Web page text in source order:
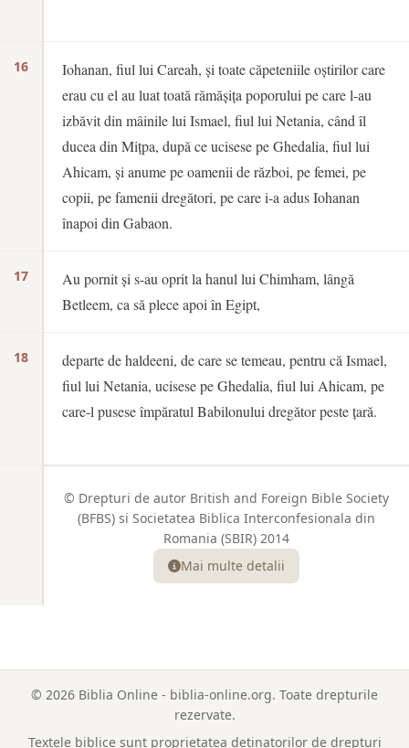
16
17
18
Iohanan, fiul lui Careah, și toate căpeteniile oștirilor care
erau cu el au luat toată rămășița poporului pe care l-au
izbăvit din mâinile lui Ismael, fiul lui Netania, când îl
ducea din Mițpa, după ce ucisese pe Ghedalia, fiul lui
Ahicam, și anume pe oamenii de război, pe femei, pe
copii, pe famenii dregători, pe care i-a adus Iohanan
înapoi din Gabaon.
Au pornit și s-au oprit la hanul lui Chimham, lângă
Betleem, ca să plece apoi în Egipt,
departe de haldeeni, de care se temeau, pentru că Ismael,
fiul lui Netania, ucisese pe Ghedalia, fiul lui Ahicam, pe
care-l pusese împăratul Babilonului dregător peste țară.
© Drepturi de autor British and Foreign Bible Society
(BFBS) si Societatea Biblica Interconfesionala din
Romania (SBIR) 2014
Mai multe detalii
© 2026 Biblia Online - biblia-online.org. Toate drepturile
rezervate.
Textele biblice sunt proprietatea detinatorilor de drepturi